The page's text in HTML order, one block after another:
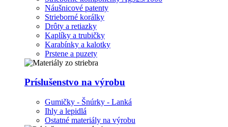
Náušnicové patenty
Strieborné korálky
Drôty a retiazky
Kaplíky a trubičky
Karabínky a kalotky
Prstene a puzety
Príslušenstvo na výrobu
Gumičky - Šnúrky - Lanká
Ihly a lepidlá
Ostatné materiály na výrobu